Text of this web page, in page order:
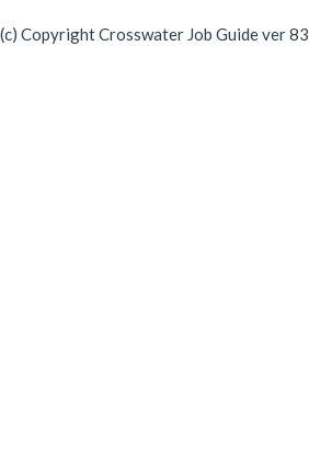
(c) Copyright Crosswater Job Guide ver 83